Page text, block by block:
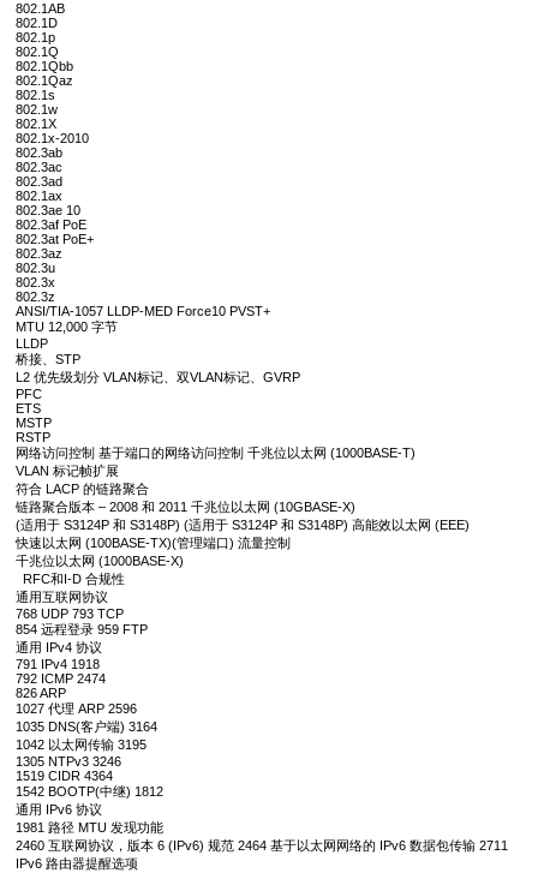
802.1AB
802.1D
802.1p
802.1Q
802.1Qbb
802.1Qaz
802.1s
802.1w
802.1X
802.1x-2010
802.3ab
802.3ac
802.3ad
802.1ax
802.3ae 10
802.3af PoE
802.3at PoE+
802.3az
802.3u
802.3x
802.3z
ANSI/TIA-1057 LLDP-MED Force10 PVST+
MTU 12,000 字节
LLDP
桥接、STP
L2 优先级划分 VLAN标记、双VLAN标记、GVRP
PFC
ETS
MSTP
RSTP
网络访问控制 基于端口的网络访问控制 千兆位以太网 (1000BASE-T)
VLAN 标记帧扩展
符合 LACP 的链路聚合
链路聚合版本 – 2008 和 2011 千兆位以太网 (10GBASE-X)
(适用于 S3124P 和 S3148P) (适用于 S3124P 和 S3148P) 高能效以太网 (EEE)
快速以太网 (100BASE-TX)(管理端口) 流量控制
千兆位以太网 (1000BASE-X)
RFC和I-D 合规性
通用互联网协议
768 UDP 793 TCP
854 远程登录 959 FTP
通用 IPv4 协议
791 IPv4 1918
792 ICMP 2474
826 ARP
1027 代理 ARP 2596
1035 DNS(客户端) 3164
1042 以太网传输 3195
1305 NTPv3 3246
1519 CIDR 4364
1542 BOOTP(中继) 1812
通用 IPv6 协议
1981 路径 MTU 发现功能
2460 互联网协议，版本 6 (IPv6) 规范 2464 基于以太网网络的 IPv6 数据包传输 2711
IPv6 路由器提醒选项